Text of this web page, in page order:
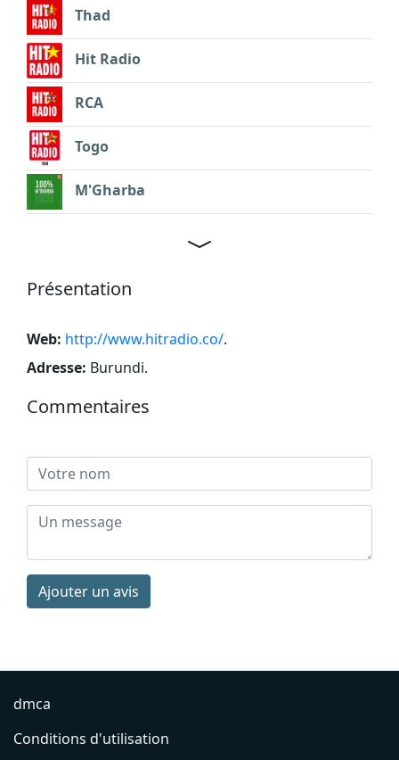
Thad
Hit Radio
RCA
Togo
M'Gharba
Présentation
Web: http://www.hitradio.co/.
Adresse: Burundi.
Commentaires
Ajouter un avis
dmca
Conditions d'utilisation